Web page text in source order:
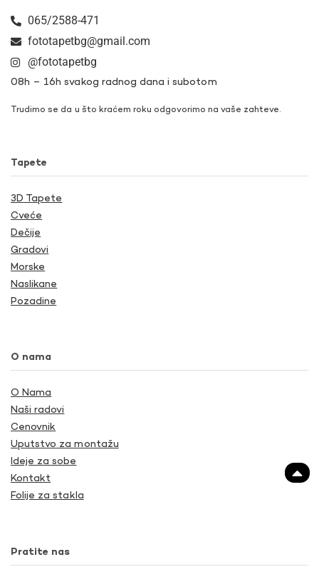
065/2588-471
fototapetbg@gmail.com
@fototapetbg
08h – 16h svakog radnog dana i subotom
Trudimo se da u što kraćem roku odgovorimo na vaše zahteve.
Tapete
3D Tapete
Cveće
Dečije
Gradovi
Morske
Naslikane
Pozadine
O nama
O Nama
Naši radovi
Cenovnik
Uputstvo za montažu
Ideje za sobe
Kontakt
Folije za stakla
Pratite nas